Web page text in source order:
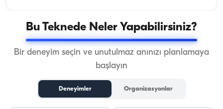
Bu Teknede Neler Yapabilirsiniz?
Bir deneyim seçin ve unutulmaz anınızı planlamaya
başlayın
Deneyimler Organizasyonlar